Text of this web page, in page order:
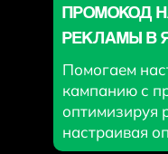
ПРОМОКОД
РЕКЛАМЫ В
Помогаем
кампанию с
оптимизируя
настраивая